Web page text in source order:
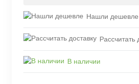
Нашли дешевле
Рассчитать
В наличии